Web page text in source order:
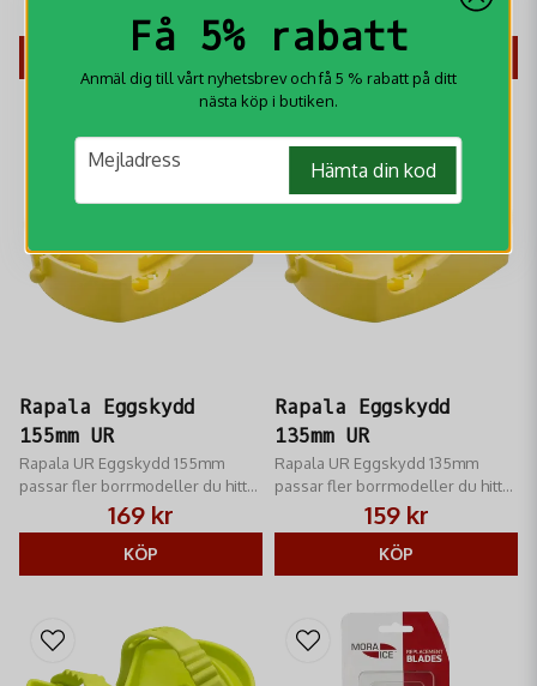
möjligt att använda en
skruvdragare till din isborr.
329 kr
KÖP
159 kr
KÖP
Rapala Eggskydd
155mm UR
Rapala UR Eggskydd 155mm
passar fler borrmodeller du hittar
169 kr
KÖP
Rapala Eggskydd
135mm UR
Rapala UR Eggskydd 135mm
passar fler borrmodeller du hittar
159 kr
KÖP
Få 5% rabatt
Anmäl dig till vårt nyhetsbrev och få 5 % rabatt på ditt
nästa köp i butiken.
email
Mejladress Hämta din kod